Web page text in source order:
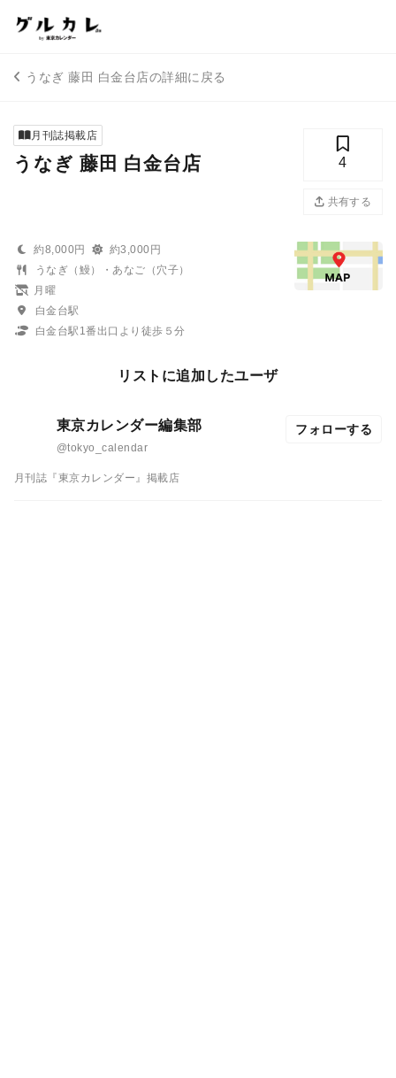
うなぎ 藤田 白金台店の詳細に戻る
月刊誌掲載店
うなぎ 藤田 白金台店 4
共有する
約8,000円
約3,000円
うなぎ（鰻）・あなご（穴子）
月曜
白金台駅
白金台駅1番出口より徒歩５分
リストに追加したユーザ
東京カレンダー編集部
@tokyo_calendar
フォローする
月刊誌『東京カレンダー』掲載店